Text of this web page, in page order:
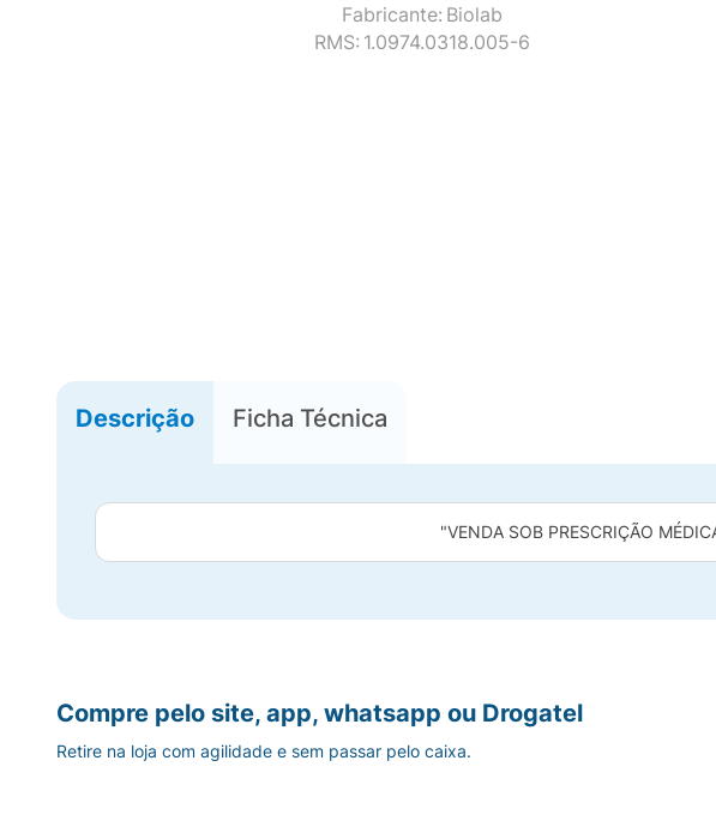
Fabricante: Biolab
RMS: 1.0974.0318.005-6
Descrição Ficha Técnica
"VENDA SOB PRESCRIÇÃO
Compre pelo site, app, whatsapp ou Drogatel
Retire na loja com agilidade e sem passar pelo caixa.